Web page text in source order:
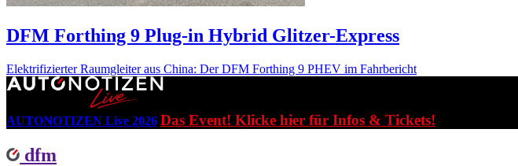
DFM Forthing 9 Plug-in Hybrid Glitzer-Express
Elektrifizierter Raumgleiter aus China: Der DFM Forthing 9 PHEV im Fahrbericht
AUTONOTIZEN Live 2026 Das Event! Klicke hier für Infos & Tickets!
dfm